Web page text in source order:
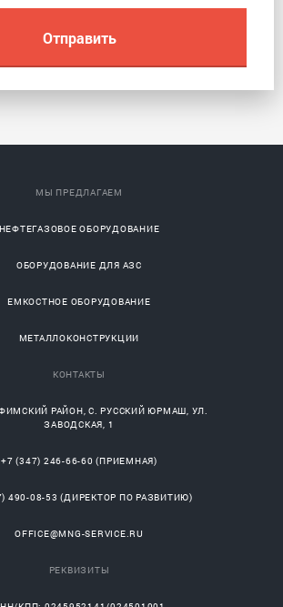
МЫ ПРЕДЛАГАЕМ
НЕФТЕГАЗОВОЕ ОБОРУДОВАНИЕ
ОБОРУДОВАНИЕ ДЛЯ АЗС
ЕМКОСТНОЕ ОБОРУДОВАНИЕ
МЕТАЛЛОКОНСТРУКЦИИ
КОНТАКТЫ
РАЙОН, С.РУССКИЙ ЮРМАШ, УЛ.
ЗАВОДСКАЯ, 1
+7 (347) 246-66-60 (ПРИЕМНАЯ)
490-08-53 (ДИРЕКТОР ПО РАЗВИТИЮ)
OFFICE@MNG-SERVICE.RU
РЕКВИЗИТЫ